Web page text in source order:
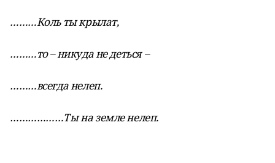
………Коль ты крылат,
………то – никуда не деться –
………всегда нелеп.
………………Ты на земле нелеп.